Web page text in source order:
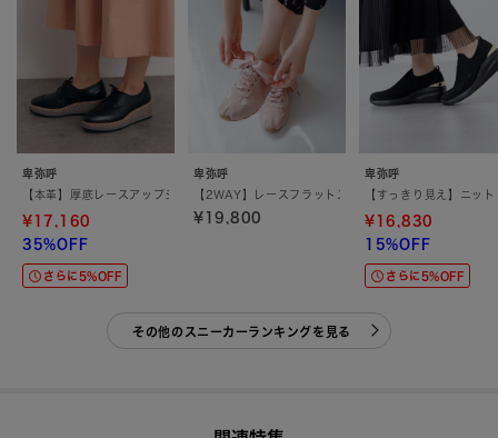
卑弥呼
【本革】厚底レースアップシューズ／641107
¥17,160
35%OFF
さらに5%OFF
卑弥呼
【2WAY】レースフラットスニーカー／667102
¥19,800
卑弥呼
【すっきり見え】ニッ
¥16,830
15%OFF
さらに5%OFF
その他のスニーカーランキングを見る